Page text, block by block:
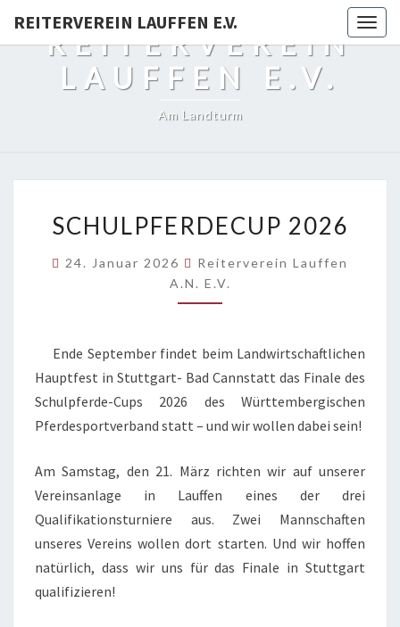
REITERVEREIN LAUFFEN E.V.
REITERVEREIN
LAUFFEN E.V.
Am Landturm
2026
SCHULPFERDECUP 2026
24. Januar 2026
Reiterverein Lauffen
A.N. E.V.
Ende September findet beim Landwirtschaftlichen
Hauptfest in Stuttgart- Bad Cannstatt das Finale des
Schulpferde-Cups 2026 des Württembergischen
Pferdesportverband statt – und wir wollen dabei sein!
Am Samstag, den 21. März richten wir auf unserer
Vereinsanlage in Lauffen eines der drei
Qualifikationsturniere aus. Zwei Mannschaften
unseres Vereins wollen dort starten. Und wir hoffen
natürlich, dass wir uns für das Finale in Stuttgart
qualifizieren!